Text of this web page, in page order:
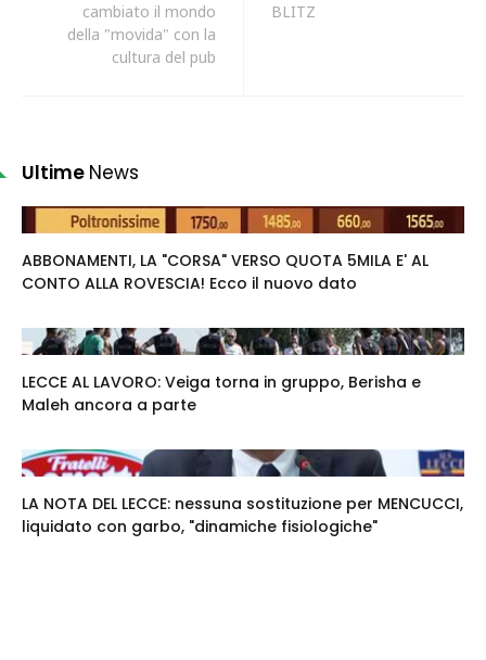
cambiato il mondo
della "movida" con la
cultura del pub
BLITZ
Ultime News
ABBONAMENTI, LA "CORSA" VERSO QUOTA 5MILA E' AL
CONTO ALLA ROVESCIA! Ecco il nuovo dato
LECCE AL LAVORO: Veiga torna in gruppo, Berisha e
Maleh ancora a parte
LA NOTA DEL LECCE: nessuna sostituzione per MENCUCCI,
liquidato con garbo, "dinamiche fisiologiche"